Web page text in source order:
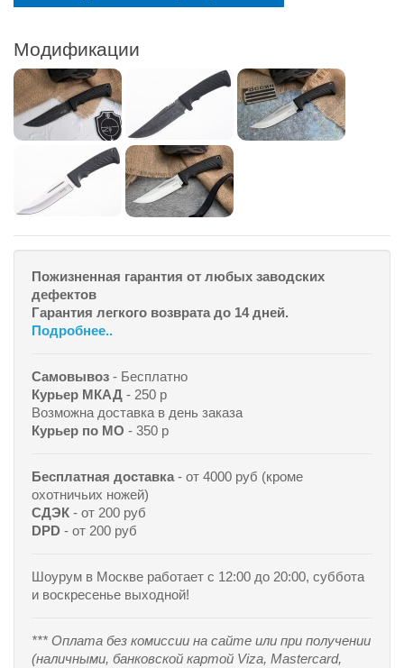
Модификации
Пожизненная гарантия от любых заводских
дефектов
Гарантия легкого возврата до 14 дней.
Подробнее..
Самовывоз - Бесплатно
Курьер МКАД - 250 р
Возможна доставка в день заказа
Курьер по МО - 350 р
Бесплатная доставка - от 4000 руб (кроме
охотничьих ножей)
СДЭК - от 200 руб
DPD - от 200 руб
Шоурум в Москве работает с 12:00 до 20:00, суббота
и воскресенье выходной!
*** Оплата без комиссии на сайте или при получении
(наличными, банковской картой Viza, Mastercard,